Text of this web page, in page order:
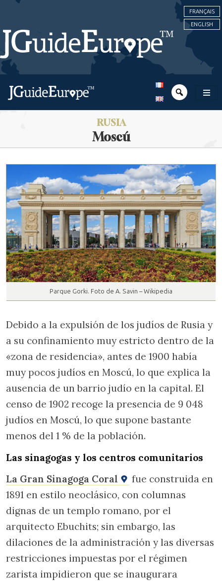
FRANÇAIS
ENGLISH
RUSIA
Moscú
Parque Gorki. Foto de A. Savin – Wikipedia
Debido a la expulsión de los judíos de Rusia y
a su confinamiento muy estricto dentro de la
«zona de residencia», antes de 1900 había
muy pocos judíos en Moscú, lo que explica la
ausencia de un barrio judío en la capital. El
censo de 1902 recoge la presencia de 9 048
judíos en Moscú, lo que supone bastante
menos del 1 % de la población.
Las sinagogas y los centros comunitarios
La Gran Sinagoga Coral
fue construida en
1891 en estilo neoclásico, con columnas
dignas de un templo romano, por el
arquitecto Ebuchits; sin embargo, las
dilaciones de la administración y las diversas
restricciones impuestas por el régimen
zarista impidieron que se inaugurara